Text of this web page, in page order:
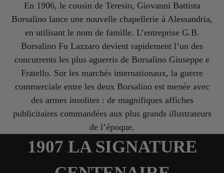
En 1906, le cousin de Teresio, Giovanni Battista
Borsalino lance une nouvelle chapellerie à Alessandria,
en utilisant le nom de famille. L’entreprise G.B.
Borsalino Fu Lazzaro devient rapidement l’un des
concurrents les plus aguerris de Borsalino Giuseppe e
Fratello. Sur les marchés internationaux, la guerre
commerciale entre les deux Borsalino est menée avec
des armes insolites : de magnifiques affiches
publicitaires commandées aux plus grands illustrateurs
de l’époque.
1907 LA SIGNATURE